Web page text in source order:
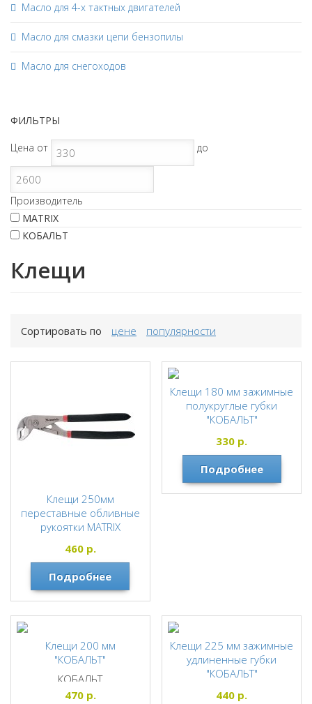
Масло для 4-х тактных двигателей
Масло для смазки цепи бензопилы
Масло для снегоходов
ФИЛЬТРЫ
Цена от до
Производитель
MATRIX
КОБАЛЬТ
Клещи
Сортировать по цене популярности
Клещи 250мм
переставные обливные
рукоятки MATRIX
MATRIX
460р.
Подробнее
Клещи 180 мм зажимные
полукруглые губки
"КОБАЛЬТ"
КОБАЛЬТ
330 р.
Подробнее
Клещи 200 мм
"КОБАЛЬТ"
КОБАЛЬТ
470р.
Клещи 225 мм зажимные
удлиненные губки
"КОБАЛЬТ"
КОБАЛЬТ
440 р.